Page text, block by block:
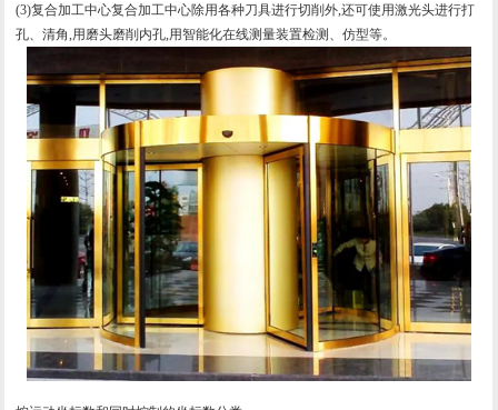
(3)复合加工中心复合加工中心除用各种刀具进行切削外,还可使用激光头进行打
孔、清角,用磨头磨削内孔,用智能化在线测量装置检测、仿型等。